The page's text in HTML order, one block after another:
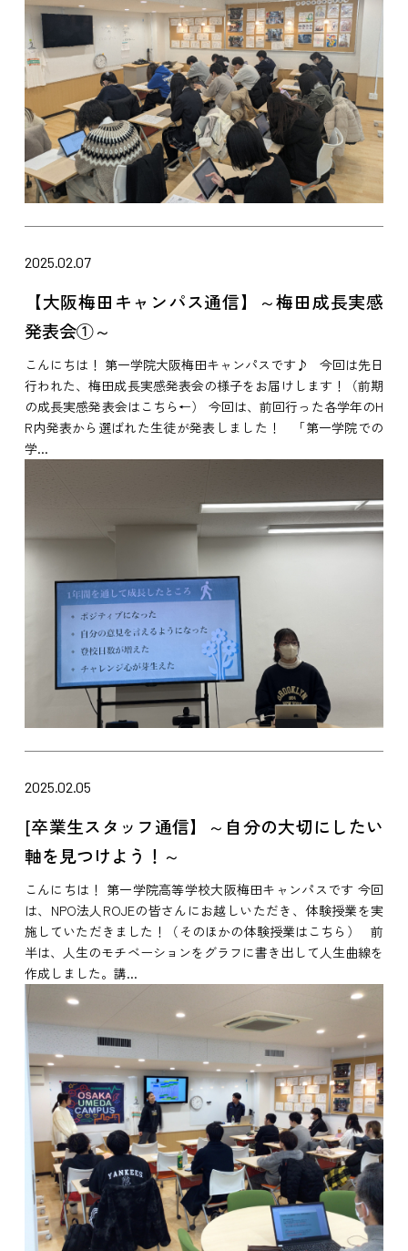
2025.02.07
【大阪梅田キャンパス通信】～梅田成長実感
発表会①～
こんにちは！ 第一学院大阪梅田キャンパスです♪ 今回は先日
行われた、梅田成長実感発表会の様子をお届けします！（前期
の成長実感発表会はこちら←） 今回は、前回行った各学年のH
R内発表から選ばれた生徒が発表しました！ 「第一学院での
学...
2025.02.05
[卒業生スタッフ通信】～自分の大切にしたい
軸を見つけよう！～
こんにちは！ 第一学院高等学校大阪梅田キャンパスです 今回
は、NPO法人ROJEの皆さんにお越しいただき、体験授業を実
施していただきました！（そのほかの体験授業はこちら） 前
半は、人生のモチベーションをグラフに書き出して人生曲線を
作成しました。講...